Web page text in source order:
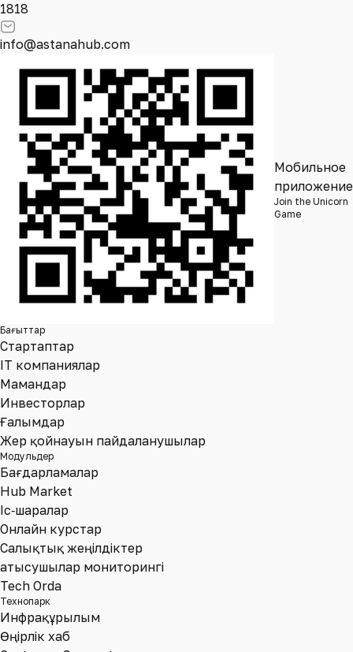
1818
info@astanahub.com
Мобильное
приложение
Join the Unicorn
Game
Бағыттар
Стартаптар
IT компаниялар
Мамандар
Инвесторлар
Ғалымдар
Жер қойнауын пайдаланушылар
Модульдер
Бағдарламалар
Hub Market
Іс‑шаралар
Онлайн курстар
Салықтық жеңілдіктер
Қатысушылар мониторингі
Tech Orda
Технопарк
Инфрақұрылым
Өңірлік хаб